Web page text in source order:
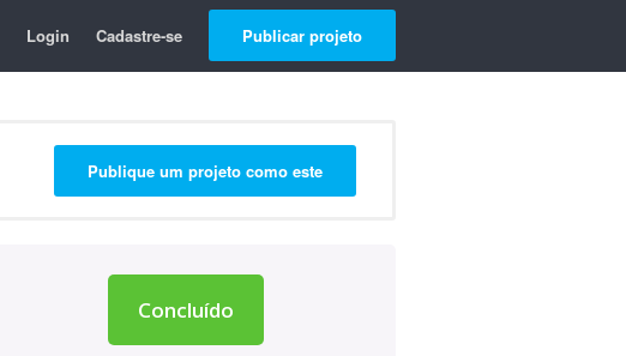
Login Cadastre-se Publicar projeto
Publique um projeto como este
Concluído